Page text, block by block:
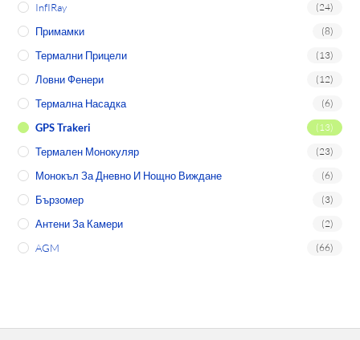
InfIRay (24)
Примамки (8)
Термални Прицели (13)
Ловни Фенери (12)
Термална Насадка (6)
GPS Trakeri (13)
Термален Монокуляр (23)
Монокъл За Дневно И Нощно Виждане (6)
Бързомер (3)
Антени За Камери (2)
AGM (66)